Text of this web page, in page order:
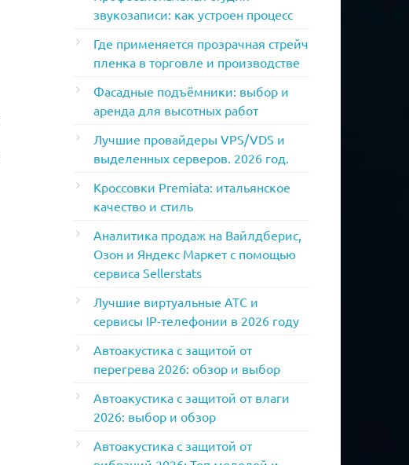
звукозаписи: как устроен процесс
Где применяется прозрачная стрейч
пленка в торговле и производстве
Фасадные подъёмники: выбор и
аренда для высотных работ
Лучшие провайдеры VPS/VDS и
выделенных серверов. 2026 год.
Кроссовки Premiata: итальянское
качество и стиль
Аналитика продаж на Вайлдберис,
Озон и Яндекс Маркет с помощью
сервиса Sellerstats
Лучшие виртуальные АТС и
сервисы IP-телефонии в 2026 году
Автоакустика с защитой от
перегрева 2026: обзор и выбор
Автоакустика с защитой от влаги
2026: выбор и обзор
Автоакустика с защитой от